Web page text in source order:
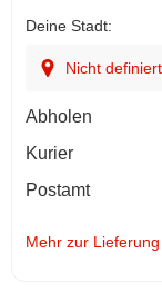
Deine Stadt:
Nicht definiert
Abholen
Kurier
Postamt
Mehr zur Lieferung